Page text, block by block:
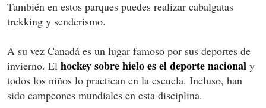
También en estos parques puedes realizar cabalgatas
trekking y senderismo.
A su vez Canadá es un lugar famoso por sus deportes de
invierno. El hockey sobre hielo es el deporte nacional y
todos los niños lo practican en la escuela. Incluso, han
sido campeones mundiales en esta disciplina.